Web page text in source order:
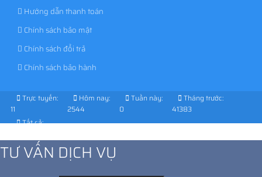
Hướng dẫn thanh toán
Chính sách bảo mật
Chính sách đổi trả
Chính sách bảo hành
Trực tuyến:
11
Hôm nay:
2544
Tuần này:
0
Tháng trước:
41383
Tất cả:
TƯ VẤN DỊCH VỤ